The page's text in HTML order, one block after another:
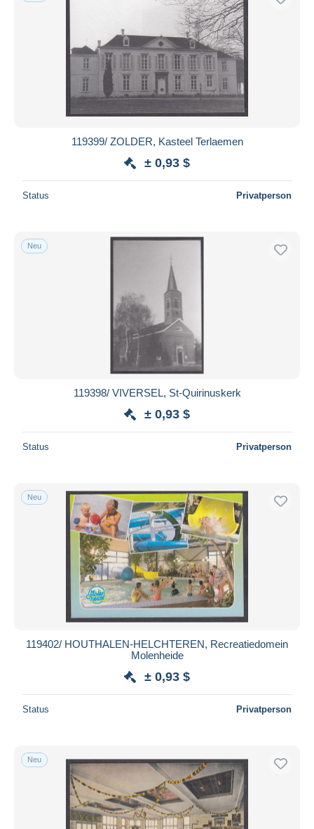
119399/ ZOLDER, Kasteel Terlaemen
± 0,93 $
Status Privatperson
Neu
119398/ VIVERSEL, St-Quirinuskerk
± 0,93 $
Status Privatperson
Neu
119402/ HOUTHALEN-HELCHTEREN, Recreatiedomein
Molenheide
± 0,93 $
Status Privatperson
Neu